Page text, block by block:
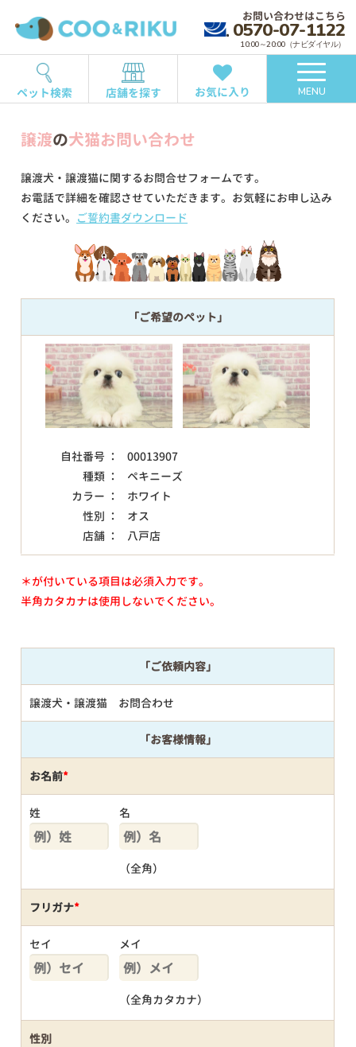
お問い合わせはこちら
0570-07-1122
10:00～20:00（ナビダイヤル）
ペット検索 店舗を探す お気に入り MENU
譲渡の犬猫お問い合わせ
譲渡犬・譲渡猫に関するお問合せフォームです。
お電話で詳細を確認させていただきます。お気軽にお申し込み
ください。 ご誓約書ダウンロード
「ご希望のペット」
自社番号 ：
00013907
種類 ：
ペキニーズ
カラー ：
ホワイト
性別 ：
オス
店舗 ：
八戸店
＊が付いている項目は必須入力です。
半角カタカナは使用しないでください。
「ご依頼内容」
譲渡犬・譲渡猫 お問合わせ
「お客様情報」
お名前*
姓 名
（全角）
フリガナ*
セイ メイ
（全角カタカナ）
性別